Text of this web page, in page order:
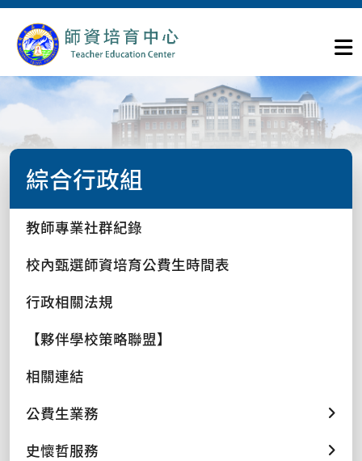
綜合行政組
教師專業社群紀錄
校內甄選師資培育公費生時間表
行政相關法規
【夥伴學校策略聯盟】
相關連結
公費生業務
史懷哲服務